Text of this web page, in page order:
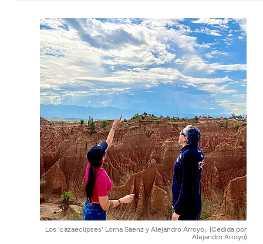
Los 'cazaeclipses' Lorna Saenz y Alejandro Arroyo,. (Cedida por
Alejandro Arroyo)